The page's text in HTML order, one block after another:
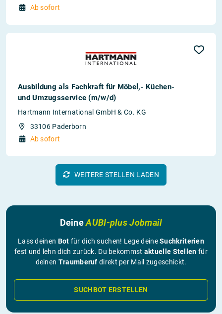
Ab sofort
Ausbildung als Fachkraft für Möbel,- Küchen-
und Umzugsservice (m/w/d)
Hartmann International GmbH & Co. KG
33106 Paderborn
Ab sofort
WEITERE STELLEN LADEN
DeineAUBI-plus Jobmail
Lass deinen Bot für dich suchen! Lege deineSuchkriterien
fest und lehn dich zurück. Du bekommst aktuelle Stellen für
deinen Traumberuf direkt per Mail zugeschickt.
SUCHBOT ERSTELLEN